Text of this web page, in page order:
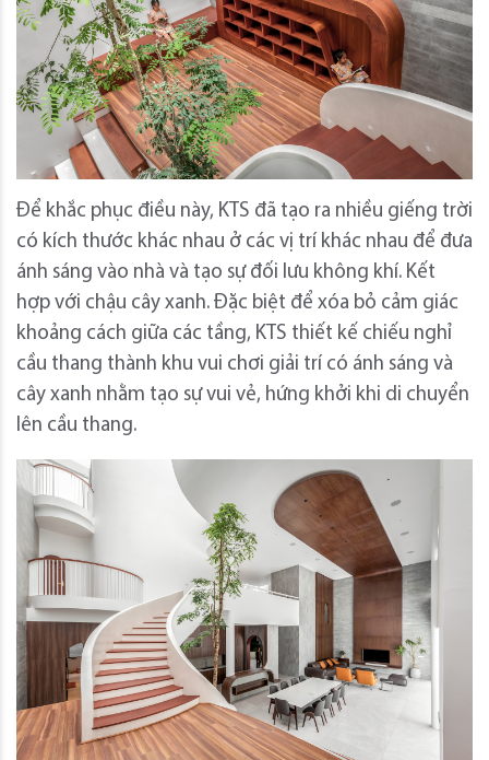
Để khắc phục điều này, KTS đã tạo ra nhiều giếng trời
có kích thước khác nhau ở các vị trí khác nhau để đưa
ánh sáng vào nhà và tạo sự đối lưu không khí. Kết
hợp với chậu cây xanh. Đặc biệt để xóa bỏ cảm giác
khoảng cách giữa các tầng, KTS thiết kế chiếu nghỉ
cầu thang thành khu vui chơi giải trí có ánh sáng và
cây xanh nhằm tạo sự vui vẻ, hứng khởi khi di chuyển
lên cầu thang.